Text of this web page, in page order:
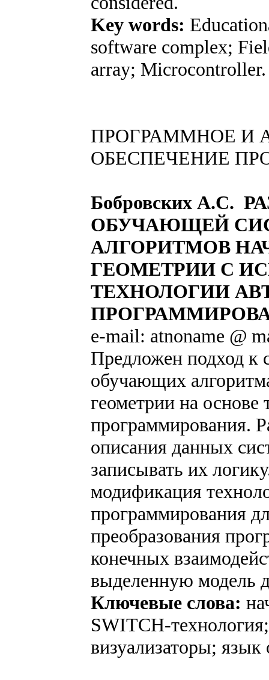
Key words:
software complex;
array; Microcontroller.
ПРОГРАММНОЕ И
ОБЕСПЕЧЕНИЕ
Бобровских А.С.
ОБУЧАЮЩЕЙ
АЛГОРИТМОВ
ГЕОМЕТРИИ С
ТЕХНОЛОГИИ
e-mail: atnoname @
Предложен подход к
обучающих
геометрии на основе
программирования.
описания данных
записывать их
модификация
программирования
преобразования
конечных
выделенную модель
Ключевые слова:
SWITCH-
визуализаторы; язык